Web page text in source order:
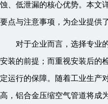
蚀、低泄漏的核心优势。本文
要点与注意事项，为企业提供
对于企业而言，选择专业
安装的前提；而重视安装后的
定运行的保障。随着工业生产
高，铝合金压缩空气管道将成